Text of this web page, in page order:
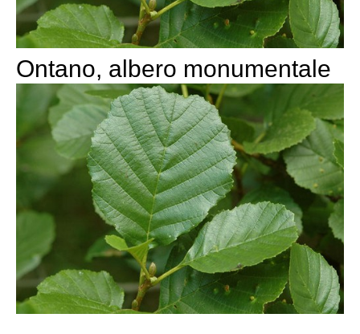
Ontano, albero monumentale